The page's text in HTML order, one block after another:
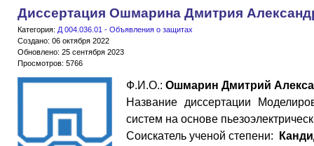
Диссертация Ошмарина Дмитрия
Категория: Д 004.036.01 - Объявления о защитах
Создано: 06 октября 2022
Обновлено: 25 сентября 2023
Просмотров: 5766
Ф.И.О.: Ошмарин Дмитрий
Название диссертации
систем на основе
Cоискатель ученой степени: